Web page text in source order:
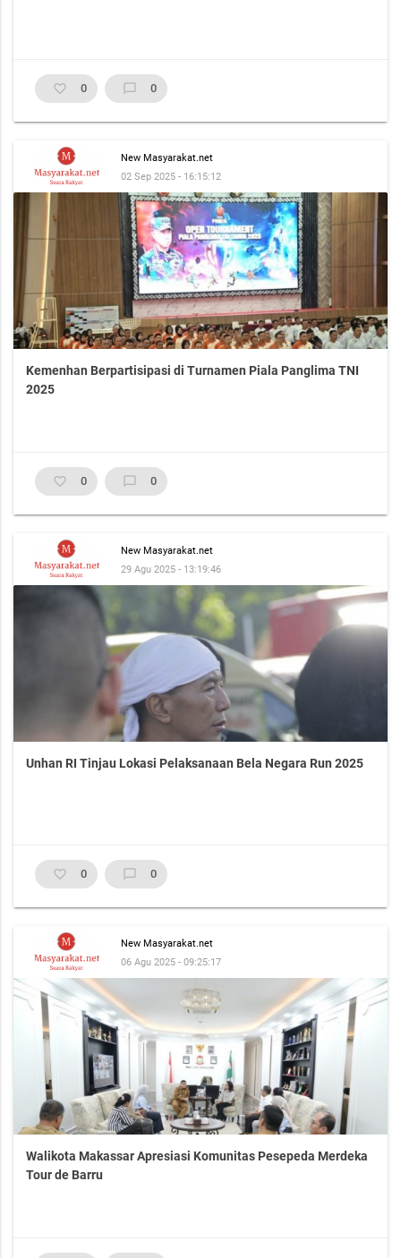
favorite_border 0 chat_bubble_outline 0
New Masyarakat.net
02 Sep 2025 - 16:15:12
Kemenhan Berpartisipasi di Turnamen Piala Panglima TNI
2025
favorite_border 0 chat_bubble_outline 0
New Masyarakat.net
29 Agu 2025 - 13:19:46
Unhan RI Tinjau Lokasi Pelaksanaan Bela Negara Run 2025
favorite_border 0 chat_bubble_outline 0
New Masyarakat.net
06 Agu 2025 - 09:25:17
Walikota Makassar Apresiasi Komunitas Pesepeda Merdeka
Tour de Barru